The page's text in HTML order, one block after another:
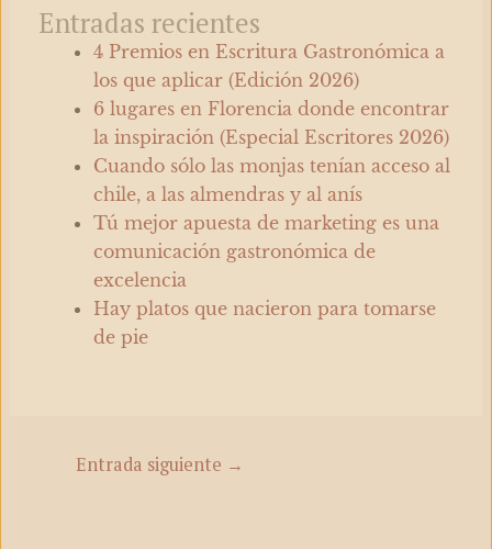
Entradas recientes
4 Premios en Escritura Gastronómica a
los que aplicar (Edición 2026)
6 lugares en Florencia donde encontrar
la inspiración (Especial Escritores 2026)
Cuando sólo las monjas tenían acceso al
chile, a las almendras y al anís
Tú mejor apuesta de marketing es una
comunicación gastronómica de
excelencia
Hay platos que nacieron para tomarse
de pie
Entrada siguiente →